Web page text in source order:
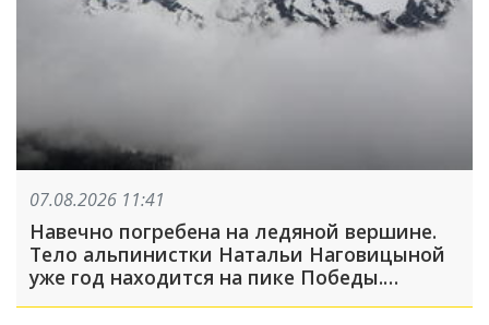
07.08.2026 11:41
Навечно погребена на ледяной вершине.
Тело альпинистки Натальи Наговицыной
уже год находится на пике Победы.
Спасательная операция прекращена